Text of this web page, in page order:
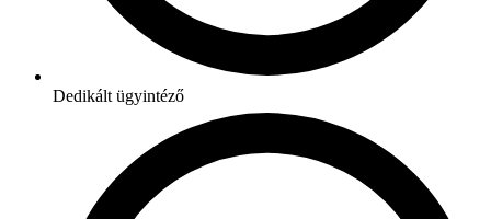
Dedikált ügyintéző